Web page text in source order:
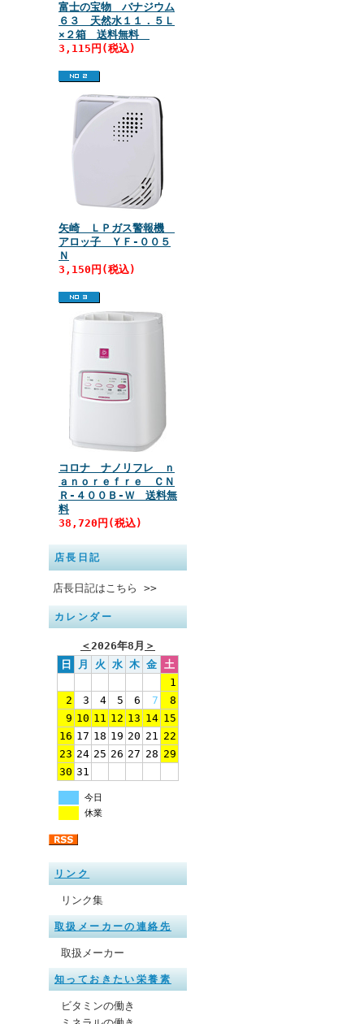
富士の宝物 バナジウム
６３ 天然水１１．５Ｌ
×２箱 送料無料
3,115円(税込)
矢崎 ＬＰガス警報機
アロッ子 ＹＦ‐００５
Ｎ
3,150円(税込)
コロナ ナノリフレ ｎ
ａｎｏｒｅｆｒｅ ＣＮ
Ｒ‐４００Ｂ‐Ｗ 送料無
料
38,720円(税込)
店長日記
店長日記はこちら >>
カレンダー
＜2026年8月 ＞
日
月 火 水 木 金 土
1
2
3 4 5 6 7
8
9 10 11 12 13 14 15
16 17 18 19 20 21 22
23 24 25 26 27 28 29
30 31
今日
休業
リンク
リンク集
取扱メーカーの連絡先
取扱メーカー
知っておきたい栄養素
ビタミンの働き